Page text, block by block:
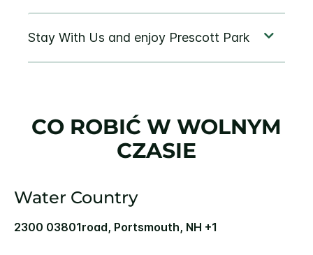
CO ROBIĆ W WOLNYM
CZASIE
Water Country
2300 03801road, Portsmouth, NH +1